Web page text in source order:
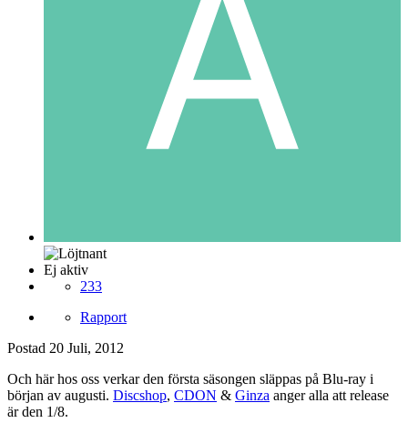
Ej aktiv
233
Rapport
Postad 20 Juli, 2012
Och här hos oss verkar den första säsongen släppas på Blu-ray i
början av augusti. Discshop, CDON & Ginza anger alla att release
är den 1/8.